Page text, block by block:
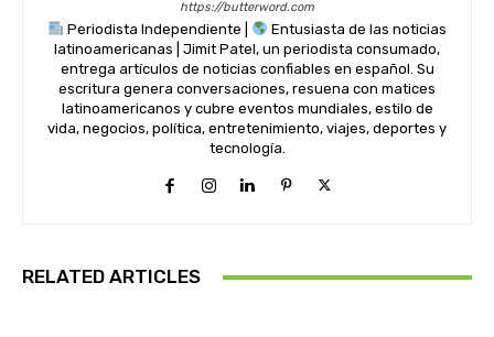
https://butterword.com
Periodista Independiente |
Entusiasta de las noticias
latinoamericanas | Jimit Patel, un periodista consumado,
entrega artículos de noticias confiables en español. Su
escritura genera conversaciones, resuena con matices
latinoamericanos y cubre eventos mundiales, estilo de
vida, negocios, política, entretenimiento, viajes, deportes y
tecnología.
RELATED ARTICLES